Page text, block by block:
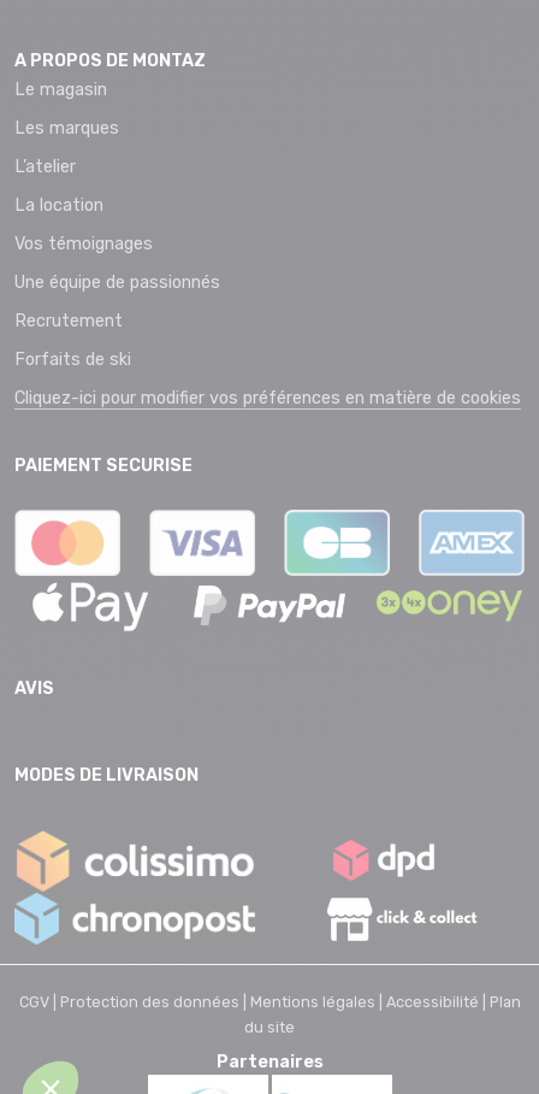
A PROPOS DE MONTAZ
Le magasin
Les marques
L’atelier
La location
Vos témoignages
Une équipe de passionnés
Recrutement
Forfaits de ski
Cliquez-ici pour modifier vos préférences en matière de cookies
PAIEMENT SECURISE
AVIS
MODES DE LIVRAISON
CGV | Protection des données | Mentions légales | Accessibilité | Plan
du site
Partenaires